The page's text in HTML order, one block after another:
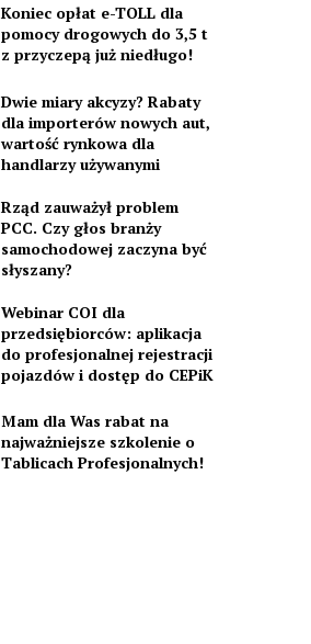
Koniec opłat e-TOLL dla
pomocy drogowych do 3,5 t
z przyczepą już niedługo!
Dwie miary akcyzy? Rabaty
dla importerów nowych aut,
wartość rynkowa dla
handlarzy używanymi
Rząd zauważył problem
PCC. Czy głos branży
samochodowej zaczyna być
słyszany?
Webinar COI dla
przedsiębiorców: aplikacja
do profesjonalnej rejestracji
pojazdów i dostęp do CEPiK
Mam dla Was rabat na
najważniejsze szkolenie o
Tablicach Profesjonalnych!